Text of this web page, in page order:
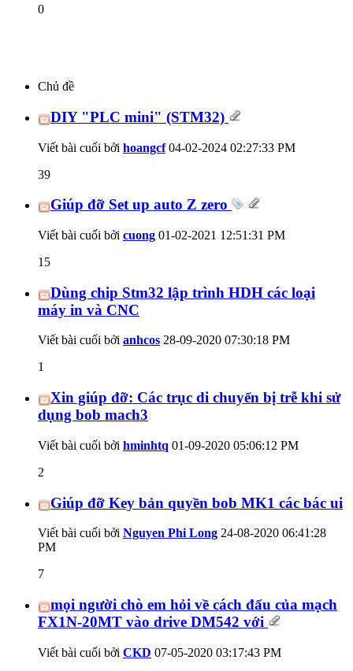
0
Chủ đề
DIY "PLC mini" (STM32)
Viết bài cuối bởi hoangcf04-02-2024 02:27:33 PM
39
Giúp đỡ Set up auto Z zero
Viết bài cuối bởi cuong 01-02-2021 12:51:31 PM
15
Dùng chip Stm32 lập trình HDH các loại
máy in và CNC
Viết bài cuối bởi anhcos 28-09-2020 07:30:18 PM
1
Xin giúp đỡ: Các trục di chuyển bị trễ khi sử
dụng bob mach3
Viết bài cuối bởi hminhtq 01-09-2020 05:06:12 PM
2
Giúp đỡ Key bản quyền bob MK1 các bác ui
Viết bài cuối bởi Nguyen Phi Long 24-08-2020 06:41:28
PM
7
mọi người chò em hỏi về cách đấu của mạch
FX1N-20MT vào drive DM542 với
Viết bài cuối bởi CKD 07-05-2020 03:17:43 PM